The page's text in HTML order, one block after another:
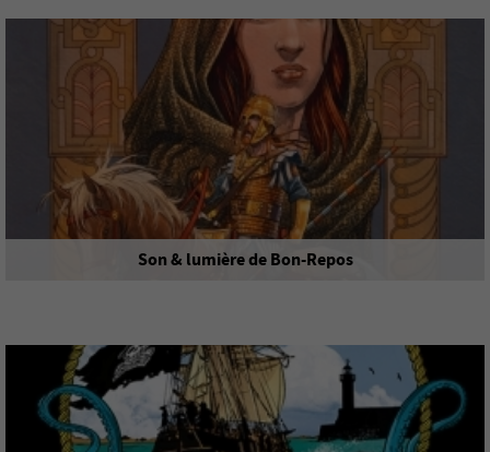
Son & lumière de Bon-Repos
BON-REPOS-SUR-BLAVET